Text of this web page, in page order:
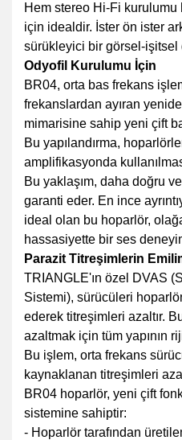
Hem stereo Hi-Fi
için idealdir. İster ön ister
sürükleyici bir görsel-işitsel
Odyofil Kurulumu İçin
BR04, orta bas frekans
frekanslardan ayıran
mimarisine sahip yeni çift
Bu yapılandırma,
amplifikasyonda
Bu yaklaşım, daha doğru
garanti eder. En ince
ideal olan bu hoparlör,
hassasiyette bir ses
Parazit Titreşimlerin
TRIANGLE'ın özel DVAS
Sistemi), sürücüleri hoparlör
ederek titreşimleri azaltır.
azaltmak için tüm yapının
Bu işlem, orta frekans
kaynaklanan titreşimleri
BR04 hoparlör, yeni çift
sistemine sahiptir:
- Hoparlör tarafından